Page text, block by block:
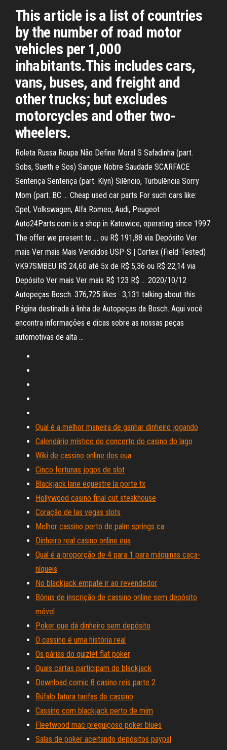
This article is a list of countries
by the number of road motor
vehicles per 1,000
inhabitants.This includes cars,
vans, buses, and freight and
other trucks; but excludes
motorcycles and other two-
wheelers.
Roleta Russa Roupa Não Define Moral S Safadinha (part.
Sobs, Sueth e Sos) Sangue Nobre Saudade SCARFACE
Sentença Sentença (part. Klyn) Silêncio, Turbulência Sorry
Mom (part. BC … Cheap used car parts For such cars like:
Opel, Volkswagen, Alfa Romeo, Audi, Peugeot
Auto24Parts.com is a shop in Katowice, operating since 1997.
The offer we present to … ou R$ 191,88 via Depósito Ver
mais Ver mais Mais Vendidos USP-S | Cortex (Field-Tested)
VK97SMBEU R$ 24,60 até 5x de R$ 5,36 ou R$ 22,14 via
Depósito Ver mais Ver mais R$ 123 R$ … 2020/10/12
Autopeças Bosch. 376,725 likes · 3,131 talking about this.
Página destinada à linha de Autopeças da Bosch. Aqui você
encontra informações e dicas sobre as nossas peças
automotivas de alta …
Qual é a melhor maneira de ganhar dinheiro jogando
Calendário místico do concerto do casino do lago
Wiki de cassino online dos eua
Cinco fortunas jogos de slot
Blackjack lane equestre la porte tx
Hollywood casino final cut steakhouse
Coração de las vegas slots
Melhor cassino perto de palm springs ca
Dinheiro real casino online eua
Qual é a proporção de 4 para 1 para máquinas caça-
níqueis
No blackjack empate ir ao revendedor
Bônus de inscrição de cassino online sem depósito
móvel
Poker que dá dinheiro sem depósito
O cassino é uma história real
Os párias do quizlet flat poker
Quais cartas participam do blackjack
Download comic 8 casino reis parte 2
Búfalo fatura tarifas de cassino
Cassino com blackjack perto de mim
Fleetwood mac preguiçoso poker blues
Salas de poker aceitando depósitos paypal